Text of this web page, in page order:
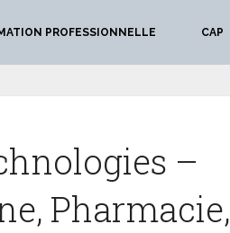
PROFESSIONNELLE CAP
–
Pharmacie,